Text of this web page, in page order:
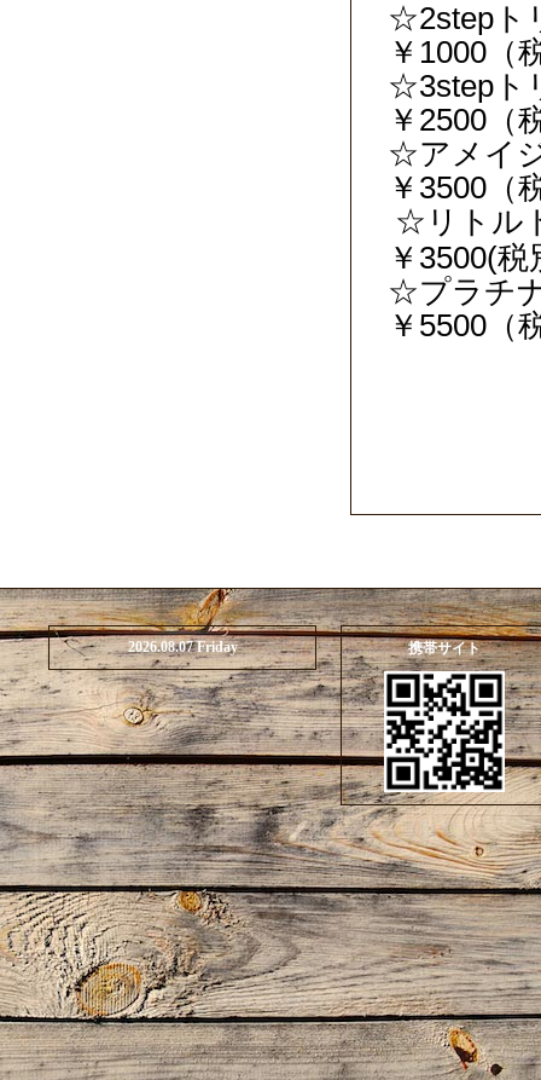
☆2step
￥1000（
☆3stepト
￥2500（
☆アメイ
￥3500（
☆リトル
￥3500(
☆プラチ
￥5500（
2026.08.07 Friday 携帯サイト